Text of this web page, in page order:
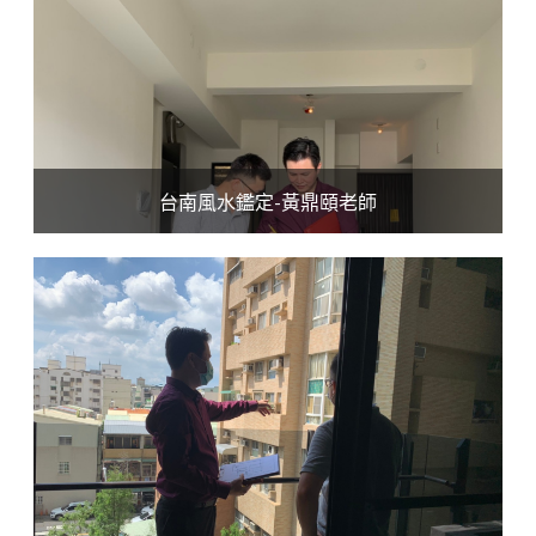
台南風水鑑定-黃鼎頤老師